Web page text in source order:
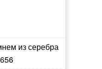
из серебра